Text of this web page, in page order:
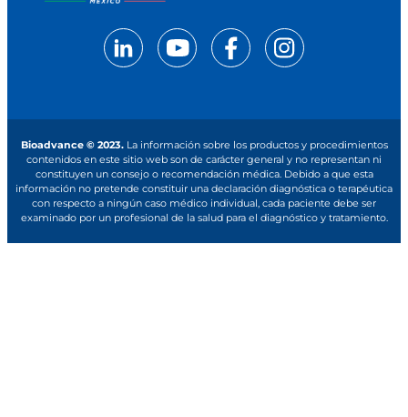
Bioadvance © 2023.La información sobre los productos y procedimientos
contenidos en este sitio web son de carácter general y no representan ni
constituyen un consejo o recomendación médica. Debido a que esta
información no pretende constituir una declaración diagnóstica o terapéutica
con respecto a ningún caso médico individual, cada paciente debe ser
examinado por un profesional de la salud para el diagnóstico y tratamiento.